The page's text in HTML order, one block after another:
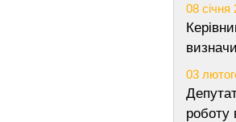
08 січня
03
роботу